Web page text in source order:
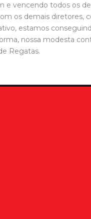
e vencendo todos os
os demais diretores,
estamos
nossa modesta
Regatas.